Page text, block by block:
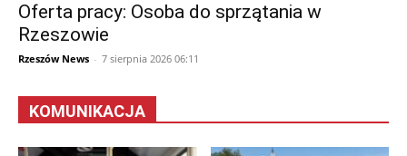
Oferta pracy: Osoba do sprzątania w
Rzeszowie
Rzeszów News - 7 sierpnia 2026 06:11
KOMUNIKACJA